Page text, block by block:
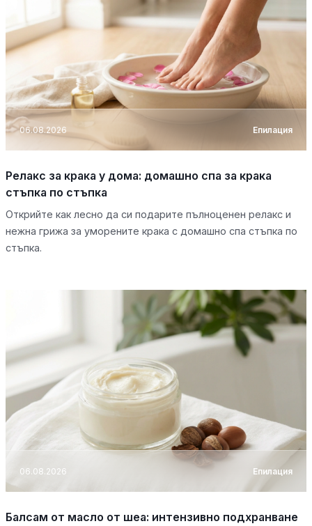
06.08.2026 Епилация
Релакс за крака у дома: домашно спа за крака
стъпка по стъпка
Открийте как лесно да си подарите пълноценен релакс и
нежна грижа за уморените крака с домашно спа стъпка по
стъпка.
06.08.2026 Епилация
Балсам от масло от шеа: интензивно подхранване